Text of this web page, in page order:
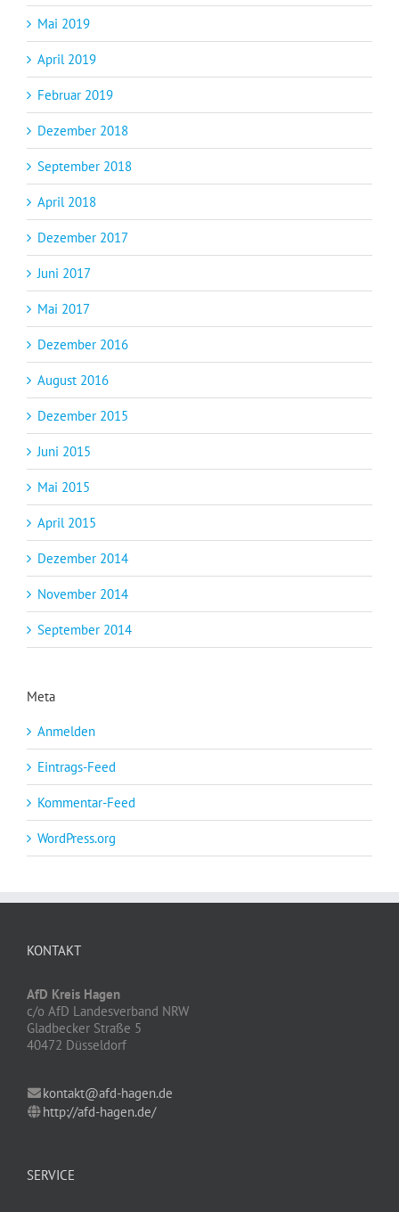
Mai 2019
April 2019
Februar 2019
Dezember 2018
September 2018
April 2018
Dezember 2017
Juni 2017
Mai 2017
Dezember 2016
August 2016
Dezember 2015
Juni 2015
Mai 2015
April 2015
Dezember 2014
November 2014
September 2014
Meta
Anmelden
Eintrags-Feed
Kommentar-Feed
WordPress.org
KONTAKT
AfD Kreis Hagen
c/o AfD Landesverband NRW
Gladbecker Straße 5
40472 Düsseldorf
kontakt@afd-hagen.de
http://afd-hagen.de/
SERVICE